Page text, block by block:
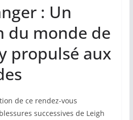
: Un
du monde de
propulsé aux
de ce rendez-vous
successives de Leigh